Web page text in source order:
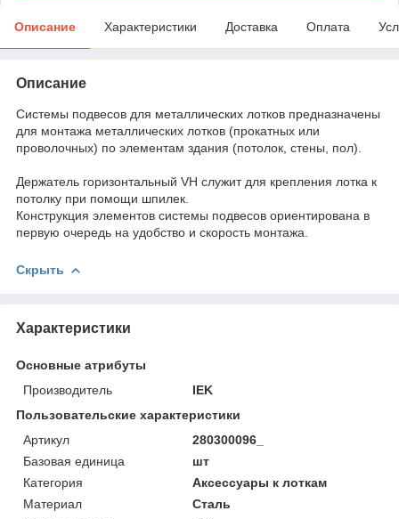
Описание Характеристики Доставка Оплата
Описание
Системы подвесов для металлических лотков предназначены
для монтажа металлических лотков (прокатных или
проволочных) по элементам здания (потолок, стены, пол).
Держатель горизонтальный VH служит для крепления лотка к
потолку при помощи шпилек.
Конструкция элементов системы подвесов ориентирована в
первую очередь на удобство и скорость монтажа.
Скрыть
Характеристики
Основные атрибуты
Производитель
IEK
Пользовательские характеристики
Артикул
280300096_
Базовая единица
шт
Категория
Аксессуары к лоткам
Материал
Сталь